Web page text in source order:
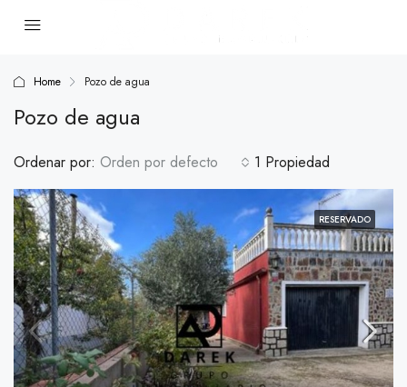
Home Pozo de agua
Pozo de agua
1 Propiedad
Ordenar por: Orden por defecto
RESERVADO